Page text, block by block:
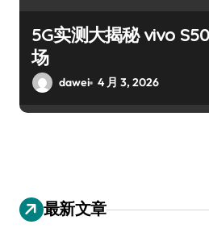
5G实测大揭秘 vivo
场
dawei 4 月 3, 2026
最新文章